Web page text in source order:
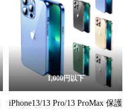
1,000円以下
iPhone13/13 Pro/13 ProMax 保護